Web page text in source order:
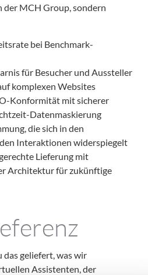
MCH Group, sondern
bei Benchmark-
für Besucher und Aussteller
komplexen Websites
Konformität mit sicherer
Datenmaskierung
die sich in den
Interaktionen widerspiegelt
Lieferung mit
Architektur für zukünftige
das geliefert, was wir
Assistenten, der